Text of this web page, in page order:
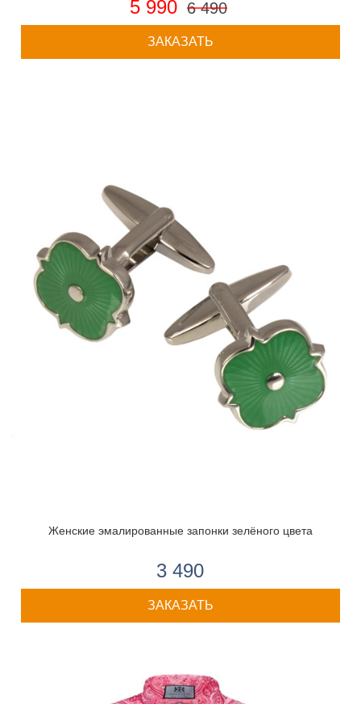
5 990 6 490
ЗАКАЗАТЬ
Женские эмалированные запонки зелёного цвета
3 490
ЗАКАЗАТЬ